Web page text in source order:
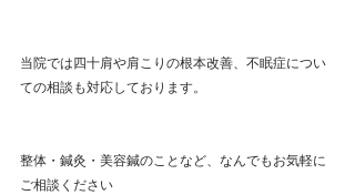
当院では四十肩や肩こりの根本改善、不眠症につい
ての相談も対応しております。
整体・鍼灸・美容鍼のことなど、なんでもお気軽に
ご相談ください